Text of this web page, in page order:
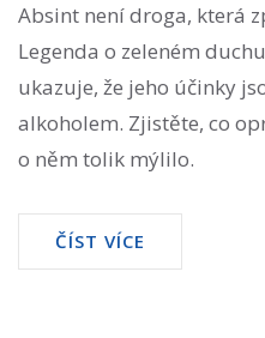
Absint není droga, která
Legenda o zeleném
ukazuje, že jeho účinky
alkoholem. Zjistěte, co
o něm tolik mýlilo.
ČÍST VÍCE